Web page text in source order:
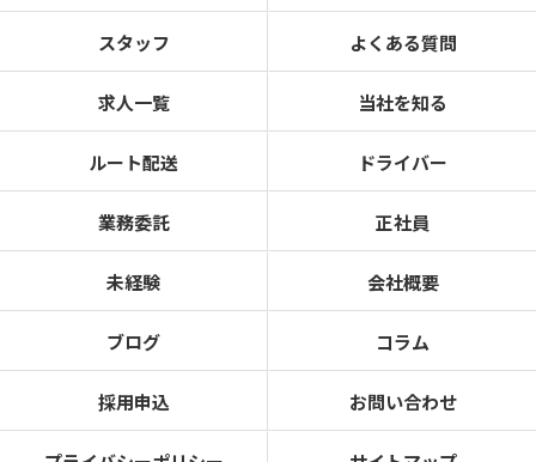
スタッフ よくある質問
求人一覧 当社を知る
ルート配送 ドライバー
業務委託 正社員
未経験 会社概要
ブログ コラム
採用申込 お問い合わせ